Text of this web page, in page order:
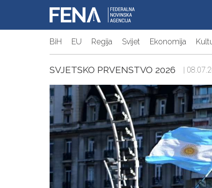
BiH EU Regija Svijet Ekonomija
SVJETSKO PRVENSTVO 2026 |